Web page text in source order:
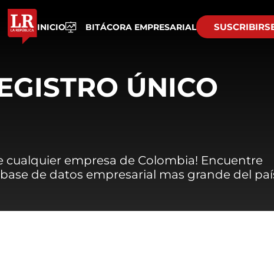
INICIO BITÁCORA EMPRESARIAL
ÚNICO
cualquier empresa de Colombia! Encuentre
de datos empresarial mas grande del